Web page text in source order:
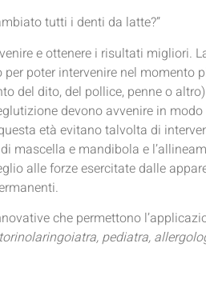
tutti i denti da latte?”
e ottenere i risultati migliori.
poter intervenire nel momento
del dito, del pollice, penne o
devono avvenire in
età evitano talvolta di
e mandibola e
alle forze esercitate dalle
che permettono
pediatra,